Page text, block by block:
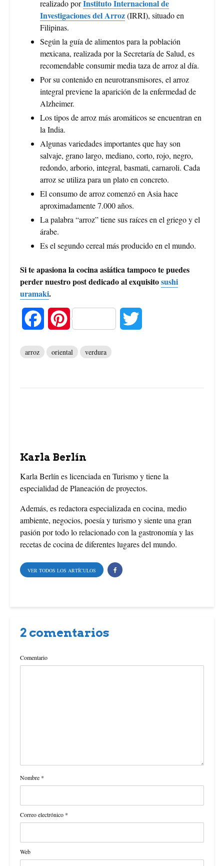
realizado porInstituto Internacional de
Investigaciones del Arroz(IRRI), situado en
Filipinas.
Según la guía de alimentos para la población
mexicana, realizada por la Secretaría de Salud, es
recomendable consumir media taza de arroz al día.
Por su contenido en neurotransmisores, el arroz
integral previene la aparición de la enfermedad de
Alzheimer.
Los tipos de arroz más aromáticos se encuentran en
la India.
Algunas variedades importantes que hay son
salvaje, grano largo, mediano, corto, rojo, negro,
redondo, arborio, integral, basmati, carnaroli. Cada
arroz se utiliza para un plato en concreto.
El consumo de arroz comenzó en Asia hace
aproximadamente 7.000 años.
La palabra “arroz” tiene sus raíces en el griego y el
árabe.
Es el segundo cereal más producido en el mundo.
Si te apasiona la cocina asiática tampoco te puedes
perder nuestro post dedicado al exquisitosushi
uramaki.
P
e
s
t
arroz oriental verdura
Karla Berlín
Karla Berlín es licenciada en Turismo y tiene la
especialidad de Planeación de proyectos.
Además, es redactora especializada en cocina, medio
ambiente, negocios, poesía y turismo y siente una gran
pasión por todo lo relacionado con la gastronomía y las
recetas de cocina de diferentes lugares del mundo.
VER TODOS LOS ARTÍCULOS
2 comentarios
Comentario
Nombre *
Correo electrónico *
Web